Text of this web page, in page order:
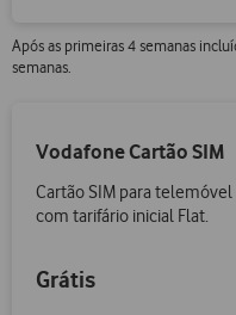
Após as primeiras 4 semanas
semanas.
Vodafone Cartão SIM
Cartão SIM para telemóvel
com tarifário inicial Flat.
Grátis